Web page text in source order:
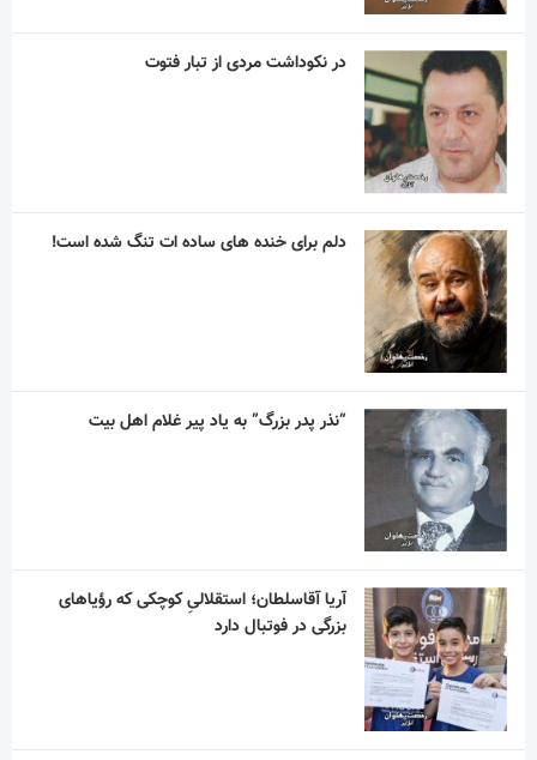
در نکوداشت مردی از تبار فتوت
دلم برای خنده های ساده ات تنگ شده است!
“نذر پدر بزرگ” به یاد پیر غلام اهل بیت
آریا آقاسلطان؛ استقلالیِ کوچکی که رؤیاهای
بزرگی در فوتبال دارد